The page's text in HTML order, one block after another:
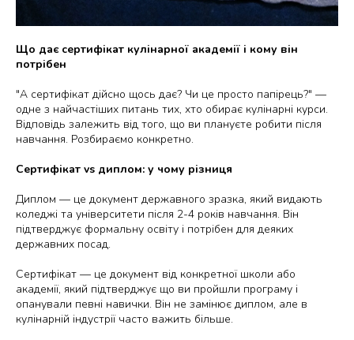
Що дає сертифікат кулінарної академії і кому він
потрібен
"А сертифікат дійсно щось дає? Чи це просто папірець?" —
одне з найчастіших питань тих, хто обирає кулінарні курси.
Відповідь залежить від того, що ви плануєте робити після
навчання. Розбираємо конкретно.
Сертифікат vs диплом: у чому різниця
Диплом — це документ державного зразка, який видають
коледжі та університети після 2-4 років навчання. Він
підтверджує формальну освіту і потрібен для деяких
державних посад.
Сертифікат — це документ від конкретної школи або
академії, який підтверджує що ви пройшли програму і
опанували певні навички. Він не замінює диплом, але в
кулінарній індустрії часто важить більше.